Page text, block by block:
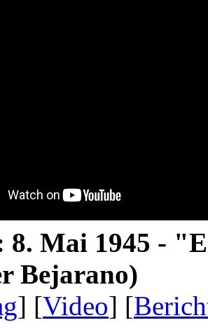
8. Mai 1945 -
Bejarano)
] [Video] [